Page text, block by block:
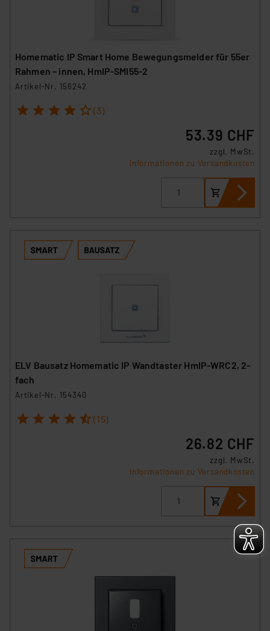
Homematic IP Smart Home Bewegungsmelder für 55er
Rahmen – innen, HmIP-SMI55-2
Artikel-Nr. 156242
1 2 3 4 5 (3)
53.39 CHF
zzgl. MwSt.
Informationen zu Versandkosten
ELV Bausatz Homematic IP Wandtaster HmIP-WRC2, 2-
fach
Artikel-Nr. 154340
1 2 3 4 5 (15)
26.82 CHF
zzgl. MwSt.
Informationen zu Versandkosten